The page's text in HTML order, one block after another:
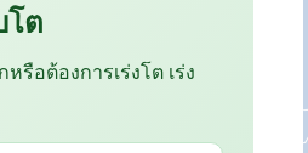
โต
รือต้องการเร่งโต เร่ง